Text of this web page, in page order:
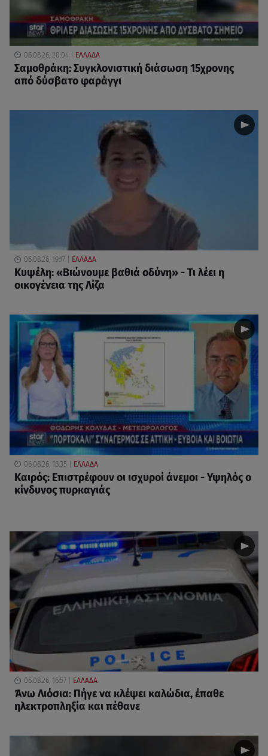
06.08.26, 20:04 ΕΛΛΑΔΑ
Σαμοθράκη: Συγκλονιστική διάσωση 15χρονης
από δύσβατο φαράγγι
06.08.26, 19:17 ΕΛΛΑΔΑ
Κυψέλη: «Βιώνουμε βαθιά οδύνη» - Τι λέει η
οικογένεια της Λίζα
06.08.26, 18:35 ΕΛΛΑΔΑ
Καιρός: Επιστρέφουν οι ισχυροί άνεμοι - Υψηλός ο
κίνδυνος πυρκαγιάς
06.08.26, 16:57 ΕΛΛΑΔΑ
Άνω Λιόσια: Πήγε να κλέψει καλώδια, έπαθε
ηλεκτροπληξία και πέθανε